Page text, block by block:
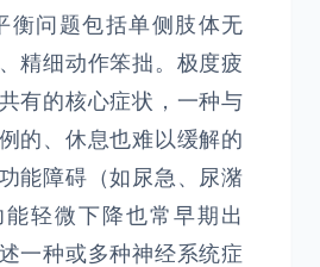
衡问题包括单侧肢体无
精细动作笨拙。极度疲
有的核心症状，一种与
的、休息也难以缓解的
能障碍（如尿急、尿潴
轻微下降也常早期出
一种或多种神经系统症